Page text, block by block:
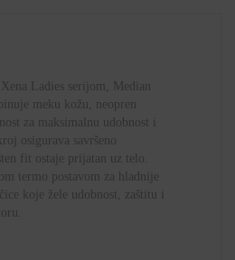
Ladies serijom, Median
meku kožu, neopren
za maksimalnu udobnost i
osigurava savršeno
fit ostaje prijatan uz telo.
termo postavom za hladnije
koje žele udobnost, zaštitu i